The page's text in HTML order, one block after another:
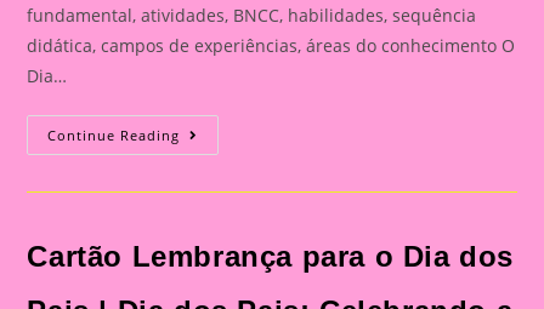
fundamental, atividades, BNCC, habilidades, sequência
didática, campos de experiências, áreas do conhecimento O
Dia…
Continue Reading Cartão
Lembrança
O
|
Dia
Cartão Lembrança para o Dia dos